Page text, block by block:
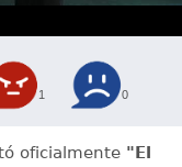
1 0
oficialmente "El